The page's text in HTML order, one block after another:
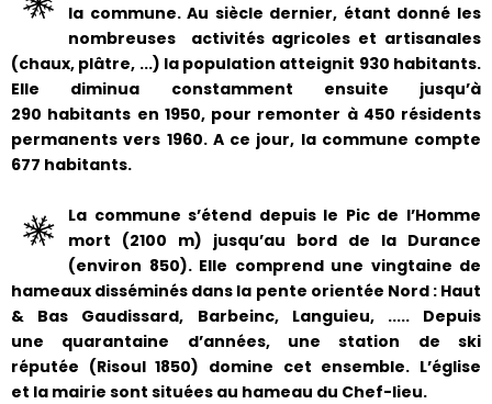
la commune. Au siècle dernier, étant donné les
nombreuses activités agricoles et artisanales
(chaux, plâtre, ...) la population atteignit 930 habitants.
Elle diminua constamment ensuite jusqu’à
290 habitants en 1950, pour remonter à 450 résidents
permanents vers 1960. A ce jour, la commune compte
677 habitants.
La commune s’étend depuis le Pic de l’Homme
mort (2100 m) jusqu’au bord de la Durance
(environ 850). Elle comprend une vingtaine de
hameaux disséminés dans la pente orientée Nord : Haut
& Bas Gaudissard, Barbeinc, Languieu, ..... Depuis
une quarantaine d’années, une station de ski
réputée (Risoul 1850) domine cet ensemble. L’église
et la mairie sont situées au hameau du Chef-lieu.